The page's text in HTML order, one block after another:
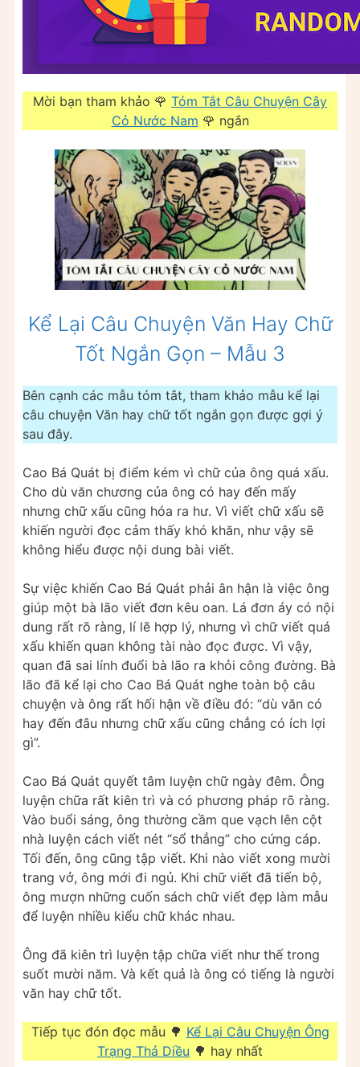
Mời bạn tham khảo 🌹 Tóm Tắt Câu Chuyện Cây
Cỏ Nước Nam 🌹 ngắn
Kể Lại Câu Chuyện Văn Hay Chữ
Tốt Ngắn Gọn – Mẫu 3
Bên cạnh các mẫu tóm tắt, tham khảo mẫu kể lại
câu chuyện Văn hay chữ tốt ngắn gọn được gợi ý
sau đây.
Cao Bá Quát bị điểm kém vì chữ của ông quá xấu.
Cho dù văn chương của ông có hay đến mấy
nhưng chữ xấu cũng hóa ra hư. Vì viết chữ xấu sẽ
khiến người đọc cảm thấy khó khăn, như vậy sẽ
không hiểu được nội dung bài viết.
Sự việc khiến Cao Bá Quát phải ân hận là việc ông
giúp một bà lão viết đơn kêu oan. Lá đơn áy có nội
dung rất rõ ràng, lí lẽ hợp lý, nhưng vì chữ viết quá
xấu khiến quan không tài nào đọc được. Vì vậy,
quan đã sai lính đuổi bà lão ra khỏi công đường. Bà
lão đã kể lại cho Cao Bá Quát nghe toàn bộ câu
chuyện và ông rất hối hận về điều đó: “dù văn có
hay đến đâu nhưng chữ xấu cũng chẳng có ích lợi
gì”.
Cao Bá Quát quyết tâm luyện chữ ngày đêm. Ông
luyện chữa rất kiên trì và có phương pháp rõ ràng.
Vào buổi sáng, ông thường cầm que vạch lên cột
nhà luyện cách viết nét “sổ thẳng” cho cứng cáp.
Tối đến, ông cũng tập viết. Khi nào viết xong mười
trang vở, ông mới đi ngủ. Khi chữ viết đã tiến bộ,
ông mượn những cuốn sách chữ viết đẹp làm mẫu
để luyện nhiều kiểu chữ khác nhau.
Ông đã kiên trì luyện tập chữa viết như thế trong
suốt mười năm. Và kết quả là ông có tiếng là người
văn hay chữ tốt.
Tiếp tục đón đọc mẫu 🌳 Kể Lại Câu Chuyện Ông
Trạng Thả Diều 🌳 hay nhất